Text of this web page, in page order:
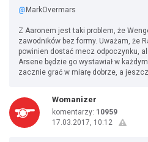
@ MarkOvermars
Z Aaronem jest taki problem, że
zawodników bez formy. Uważam, że
powinien dostać mecz odpoczynku,
Arsene będzie go wystawiał w
zacznie grać w miarę dobrze, a
Womanizer
komentarzy: 10959
17.03.2017, 10:12